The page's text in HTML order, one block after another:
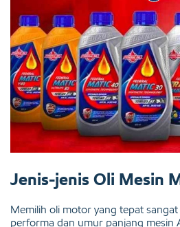
Jenis-jenis Oli Mesin
Memilih oli motor yang tepat
performa dan umur panjang mesin